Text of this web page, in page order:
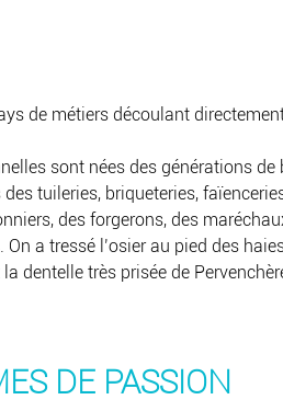
de métiers découlant
sont nées des générations
tuileries, briqueteries,
des forgerons, des
a tressé l’osier au pied des
dentelle très prisée de
DE PASSION